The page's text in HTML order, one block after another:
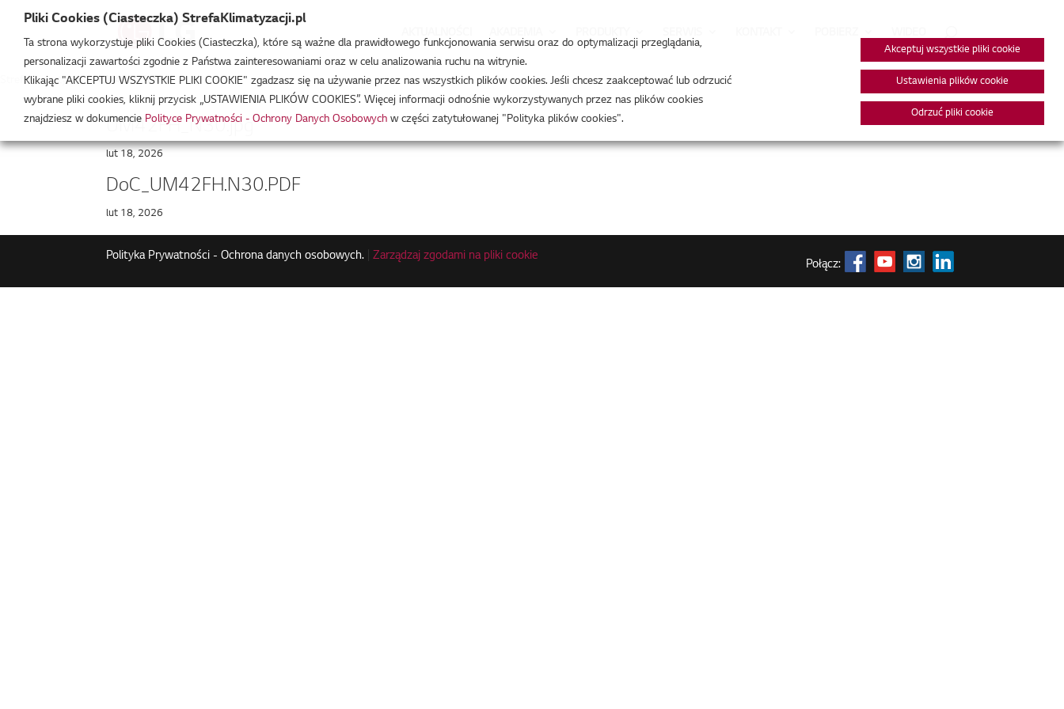
Strefa Klimatyzacji /UM42FH.N30
UM42FH_N30.jpg
lut 18, 2026
DoC_UM42FH.N30.PDF
lut 18, 2026
Polityka Prywatności - Ochrona danych osobowych. |Zarządzaj zgodami na pliki cookie
Połącz:
Pliki Cookies (Ciasteczka) StrefaKlimatyzacji.pl
Ta strona wykorzystuje pliki Cookies (Ciasteczka), które są ważne dla prawidłowego funkcjonowania serwisu oraz do optymalizacji przeglądania,
personalizacji zawartości zgodnie z Państwa zainteresowaniami oraz w celu analizowania ruchu na witrynie.
Klikając "AKCEPTUJ WSZYSTKIE PLIKI COOKIE" zgadzasz się na używanie przez nas wszystkich plików cookies. Jeśli chcesz zaakceptować lub odrzucić
wybrane pliki cookies, kliknij przycisk „USTAWIENIA PLIKÓW COOKIES”. Więcej informacji odnośnie wykorzystywanych przez nas plików cookies
znajdziesz w dokumencie Polityce Prywatności - Ochrony Danych Osobowych w części zatytułowanej "Polityka plików cookies".
Akceptuj wszystkie pliki cookie
Ustawienia plików cookie
Odrzuć pliki cookie